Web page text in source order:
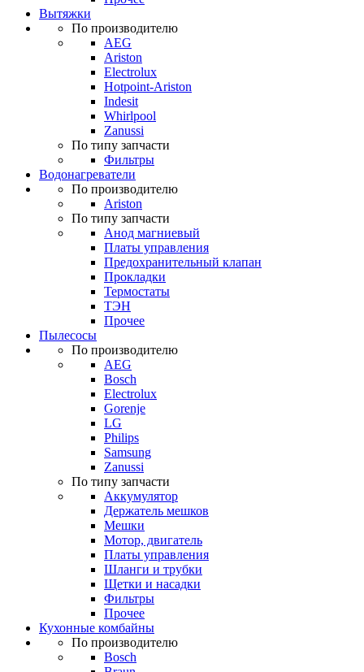
Вытяжки
По производителю
AEG
Ariston
Electrolux
Hotpoint-Ariston
Indesit
Whirlpool
Zanussi
По типу запчасти
Фильтры
Водонагреватели
По производителю
Ariston
По типу запчасти
Анод магниевый
Платы управления
Предохранительный клапан
Прокладки
Термостаты
ТЭН
Прочее
Пылесосы
По производителю
AEG
Bosch
Electrolux
Gorenje
LG
Philips
Samsung
Zanussi
По типу запчасти
Аккумулятор
Держатель мешков
Мешки
Мотор, двигатель
Платы управления
Шланги и трубки
Щетки и насадки
Фильтры
Прочее
Кухонные комбайны
По производителю
Bosch